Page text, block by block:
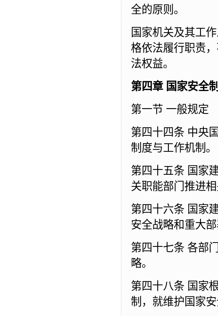
全的原则。
国家机关及其工
格依法履行职责
法权益。
第四章 国家安全
第一节 一般规定
第四十四条 中央
制度与工作机制。
第四十五条 国家
关职能部门推进
第四十六条 国家
安全战略和重大
第四十七条 各部
略。
第四十八条 国家
制，就维护国家